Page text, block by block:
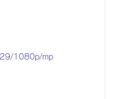
1080p/mp